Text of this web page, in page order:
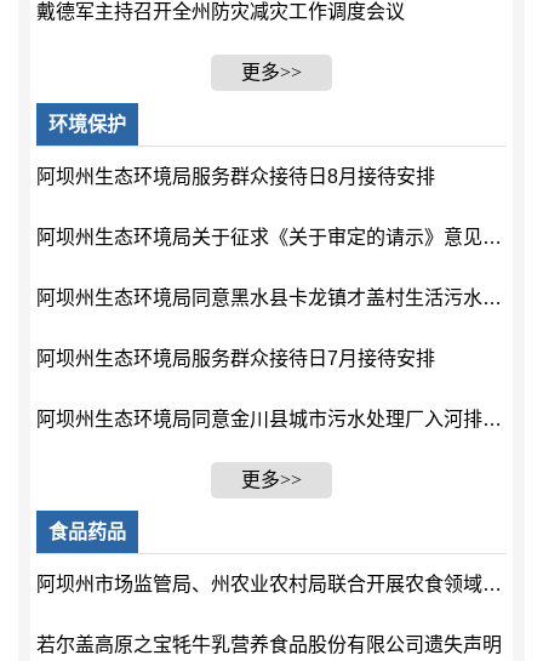
戴德军主持召开全州防灾减灾工作调度会议
更多>>
环境保护
阿坝州生态环境局服务群众接待日8月接待安排
阿坝州生态环境局关于征求《关于审定的请示》意见的公告
阿坝州生态环境局同意黑水县卡龙镇才盖村生活污水处理站(扩大)入河排污口设置的决定书
阿坝州生态环境局服务群众接待日7月接待安排
阿坝州生态环境局同意金川县城市污水处理厂入河排污口扩大设置的决定书（公示）
更多>>
食品药品
阿坝州市场监管局、州农业农村局联合开展农食领域检验检测机构“双随机、一公开”监督检查
若尔盖高原之宝牦牛乳营养食品股份有限公司遗失声明